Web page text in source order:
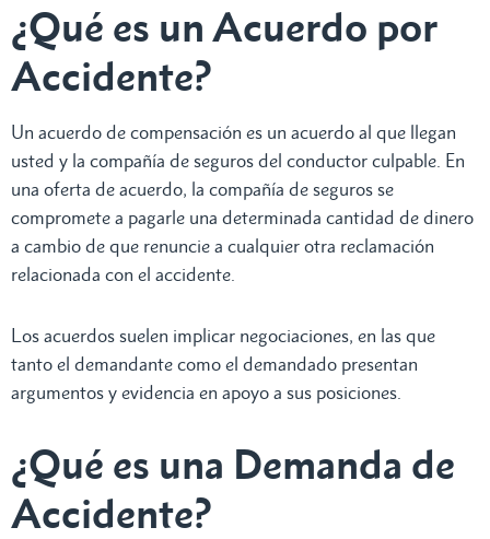
¿Qué es un Acuerdo por
Accidente?
Un acuerdo de compensación es un acuerdo al que llegan
usted y la compañía de seguros del conductor culpable. En
una oferta de acuerdo, la compañía de seguros se
compromete a pagarle una determinada cantidad de dinero
a cambio de que renuncie a cualquier otra reclamación
relacionada con el accidente.
Los acuerdos suelen implicar negociaciones, en las que
tanto el demandante como el demandado presentan
argumentos y evidencia en apoyo a sus posiciones.
¿Qué es una Demanda de
Accidente?